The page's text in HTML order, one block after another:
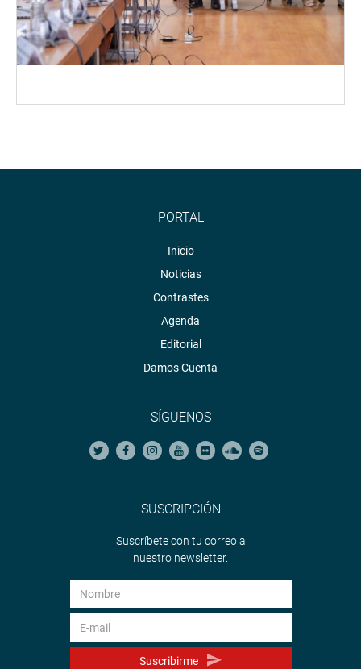
PORTAL
Inicio
Noticias
Contrastes
Agenda
Editorial
Damos Cuenta
SÍGUENOS
SUSCRIPCIÓN
Suscríbete con tu correo a
nuestro newsletter.
Suscribirme